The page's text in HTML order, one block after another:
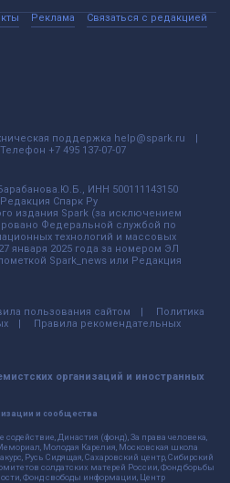
Реклама Связаться с редакцией
поддержка help@spark.ru
Телефон +7 495 137-07-07
ИНН 500111143150
Спарк Ру
издания Spark (за исключением
Федеральной службой по
технологий и массовых
января 2025 года за номером ЭЛ
Spark_news или Редакция
пользования сайтом
Политика
Правила рекомендательных
организаций и иностранных
и сообщества
содействие, Династия (фонд), За права человека,
Молодая Карелия, Московская школа
Русь Сидящая, Сахаровский центр, Сибирский
солдатских матерей России, Фонд борьбы
Фонд свободы информации, Центр